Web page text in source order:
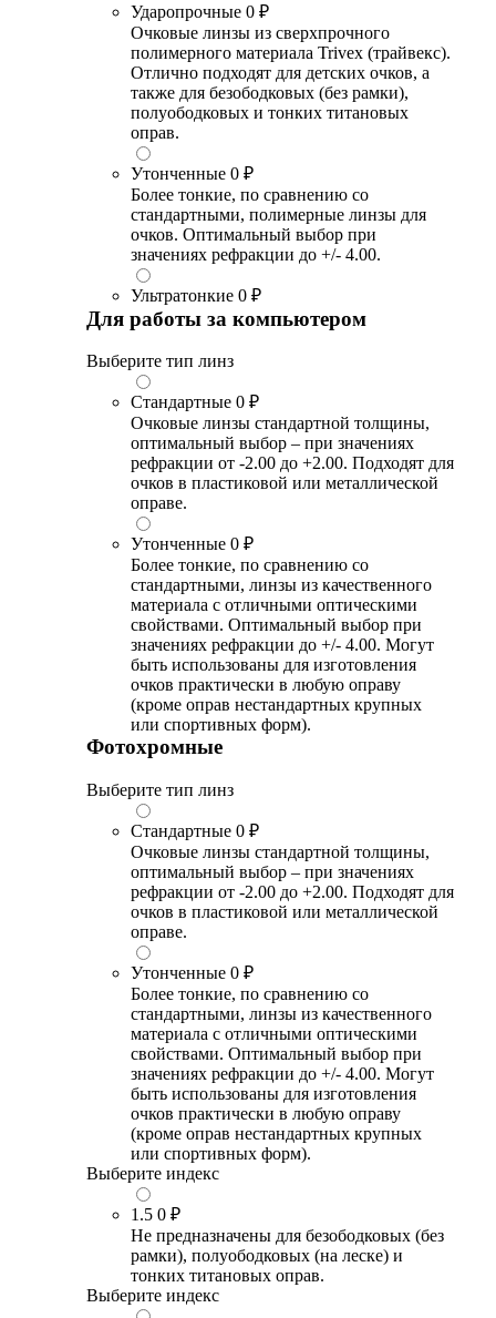
Ударопрочные 0 ₽
Очковые линзы из сверхпрочного
полимерного материала Trivex (трайвекс).
Отлично подходят для детских очков, а
также для безободковых (без рамки),
полуободковых и тонких титановых
оправ.
Утонченные 0 ₽
Более тонкие, по сравнению со
стандартными, полимерные линзы для
очков. Оптимальный выбор при
значениях рефракции до +/- 4.00.
Ультратонкие 0 ₽
Для работы за компьютером
Выберите тип линз
Стандартные 0 ₽
Очковые линзы стандартной толщины,
оптимальный выбор – при значениях
рефракции от -2.00 до +2.00. Подходят для
очков в пластиковой или металлической
оправе.
Утонченные 0 ₽
Более тонкие, по сравнению со
стандартными, линзы из качественного
материала с отличными оптическими
свойствами. Оптимальный выбор при
значениях рефракции до +/- 4.00. Могут
быть использованы для изготовления
очков практически в любую оправу
(кроме оправ нестандартных крупных
или спортивных форм).
Фотохромные
Выберите тип линз
Стандартные 0 ₽
Очковые линзы стандартной толщины,
оптимальный выбор – при значениях
рефракции от -2.00 до +2.00. Подходят для
очков в пластиковой или металлической
оправе.
Утонченные 0 ₽
Более тонкие, по сравнению со
стандартными, линзы из качественного
материала с отличными оптическими
свойствами. Оптимальный выбор при
значениях рефракции до +/- 4.00. Могут
быть использованы для изготовления
очков практически в любую оправу
(кроме оправ нестандартных крупных
или спортивных форм).
Выберите индекс
1.5 0 ₽
Не предназначены для безободковых (без
рамки), полуободковых (на леске) и
тонких титановых оправ.
Выберите индекс